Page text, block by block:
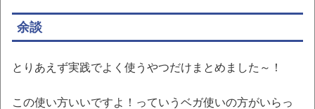
余談
とりあえず実践でよく使うやつだけまとめました～！
この使い方いいですよ！っていうベガ使いの方がいらっ